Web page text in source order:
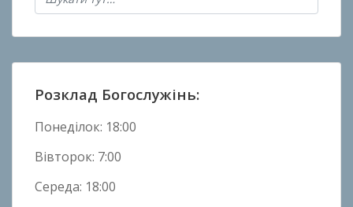
в
и
Розклад Богослужінь:
Понеділок: 18:00
Вівторок: 7:00
Середа: 18:00